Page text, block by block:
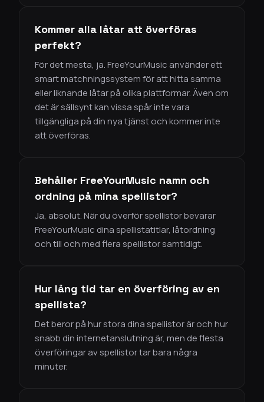
Kommer alla låtar att överföras
perfekt?
För det mesta, ja. FreeYourMusic använder ett
smart matchningssystem för att hitta samma
eller liknande låtar på olika plattformar. Även om
det är sällsynt kan vissa spår inte vara
tillgängliga på din nya tjänst och kommer inte
att överföras.
Behåller FreeYourMusic namn och
ordning på mina spellistor?
Ja, absolut. När du överför spellistor bevarar
FreeYourMusic dina spellistatitlar, låtordning
och till och med flera spellistor samtidigt.
Hur lång tid tar en överföring av en
spellista?
Det beror på hur stora dina spellistor är och hur
snabb din internetanslutning är, men de flesta
överföringar av spellistor tar bara några
minuter.